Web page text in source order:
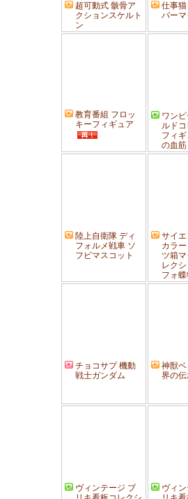
超可動式 骸骨ア
クションスケルト
ン
仕事
バー
教育番組 フロッ
キーフィギュア
ワン
ルド
フィ
の血
陸上自衛隊 ディ
フォルメ戦車 ソ
フビマスコット
サイ
カラ
ツ箱
レク
フォ
チョコサプ 機動
戦士ガンダム
神獣
界の
ヴィンテージ ブ
ヴィ